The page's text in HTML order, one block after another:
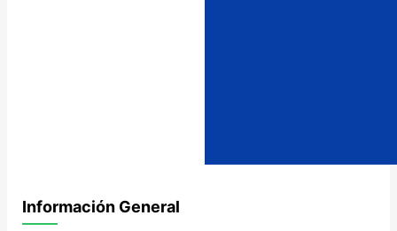
Información General